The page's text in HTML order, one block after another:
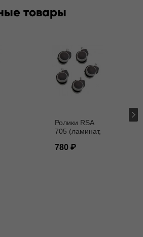
товары
Ролики RSA
705 (ламинат,
мм
780